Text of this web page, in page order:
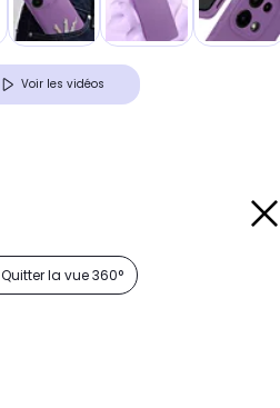
Voir les vidéos
Quitter la vue 360°